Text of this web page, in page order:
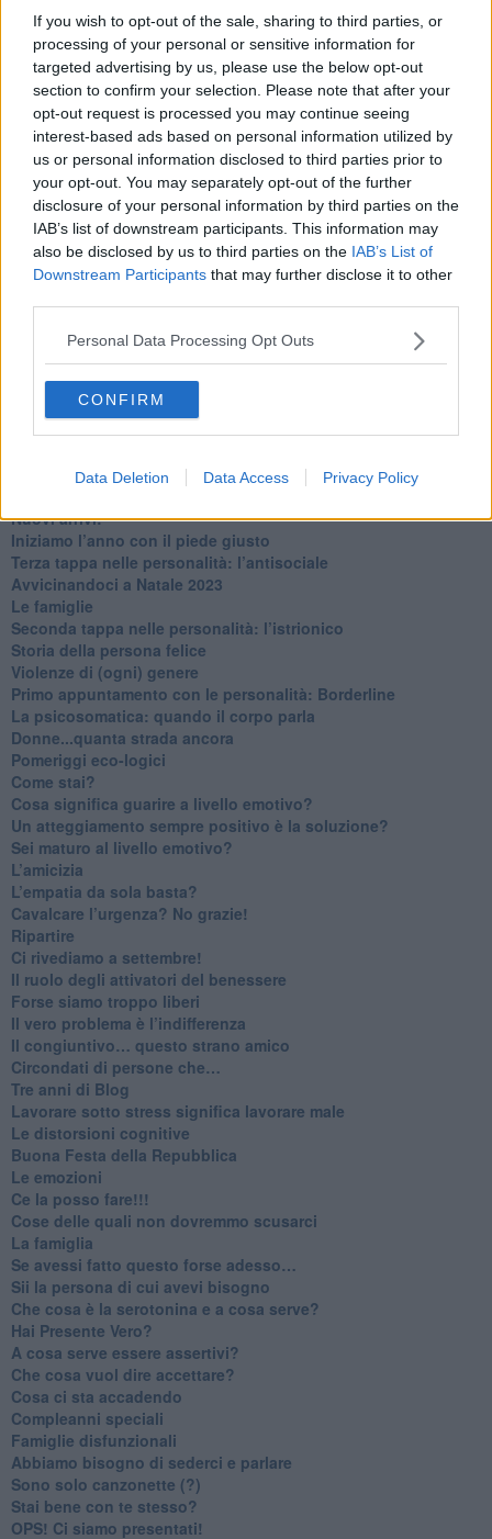
If you wish to opt-out of the sale, sharing to third parties, or
processing of your personal or sensitive information for
targeted advertising by us, please use the below opt-out
section to confirm your selection. Please note that after your
opt-out request is processed you may continue seeing
interest-based ads based on personal information utilized by
us or personal information disclosed to third parties prior to
your opt-out. You may separately opt-out of the further
disclosure of your personal information by third parties on the
IAB’s list of downstream participants. This information may
also be disclosed by us to third parties on the IAB’s List of
Downstream Participants that may further disclose it to other
Personal Data Processing Opt Outs
CONFIRM
Data Deletion Data Access Privacy Policy
Adultescenza
Homo imbecillis
​4 anni di Blog
Quando il silenzio è aggressivo
​Il passato, questo conosciuto!
​Clima ballerino e sbalzi d’umore
La maternità
​L’uomo o l’orso?
Non hanno un amico a teatro​
​Tutta una questione di rispetto
​Cose che ci esauriscono
​Vespa che passione!
​Lasciate ai vostri figli il diritto di piangere
​Saper pazientare
​Giornata del Fiocchetto Lilla
​Venerdì emozionalmente sostenibile
Ma ti ascolti?
Contornati di persone che…
Che cos’è la dipendenza affettiva?
​Nuovi arrivi!
​Iniziamo l’anno con il piede giusto
​Terza tappa nelle personalità: l’antisociale
​Avvicinandoci a Natale 2023
Le famiglie
Seconda tappa nelle personalità: l’istrionico
​Storia della persona felice
Violenze di (ogni) genere
​Primo appuntamento con le personalità: Borderline
La psicosomatica: quando il corpo parla
Donne...quanta strada ancora
​Pomeriggi eco-logici
​Come stai?
Cosa significa guarire a livello emotivo?
​Un atteggiamento sempre positivo è la soluzione?
​Sei maturo al livello emotivo?
​L’amicizia
​L’empatia da sola basta?
​Cavalcare l’urgenza? No grazie!
Ripartire
​Ci rivediamo a settembre!
​Il ruolo degli attivatori del benessere
​Forse siamo troppo liberi
​Il vero problema è l’indifferenza
​Il congiuntivo… questo strano amico
​Circondati di persone che…
​Tre anni di Blog
​Lavorare sotto stress significa lavorare male
​Le distorsioni cognitive
​Buona Festa della Repubblica
Le emozioni
​Ce la posso fare!!!
​Cose delle quali non dovremmo scusarci
​La famiglia
​Se avessi fatto questo forse adesso…
​Sii la persona di cui avevi bisogno
Che cosa è la serotonina e a cosa serve?
​Hai Presente Vero?
A cosa serve essere assertivi?
​Che cosa vuol dire accettare?
​Cosa ci sta accadendo
​Compleanni speciali
​Famiglie disfunzionali
​Abbiamo bisogno di sederci e parlare
Sono solo canzonette (?)
​Stai bene con te stesso?
​OPS! Ci siamo presentati!